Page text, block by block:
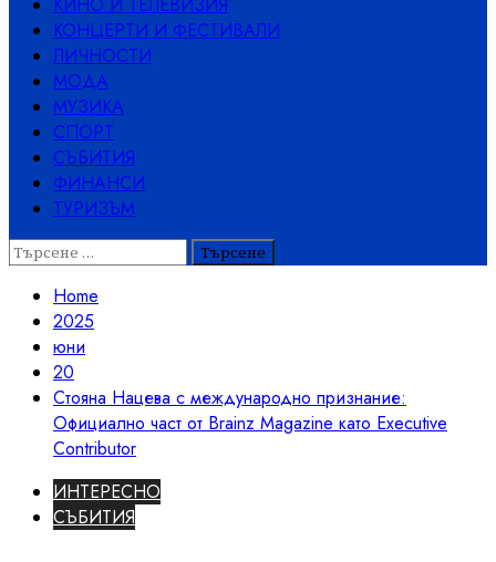
КОНЦЕРТИ И ФЕСТИВАЛИ
ЛИЧНОСТИ
МОДА
МУЗИКА
СПОРТ
СЪБИТИЯ
ФИНАНСИ
ТУРИЗЪМ
Търсене
Home
2025
юни
20
Стояна Нацева с международно признание:
Официално част от Brainz Magazine като Executive
Contributor
ИНТЕРЕСНО
СЪБИТИЯ